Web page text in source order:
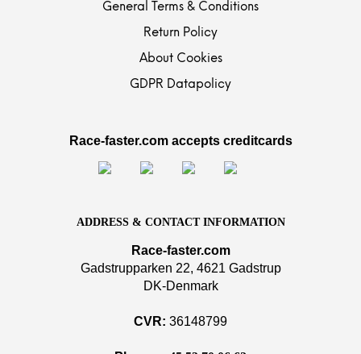
General Terms & Conditions
Return Policy
About Cookies
GDPR Datapolicy
Race-faster.com accepts creditcards
ADDRESS & CONTACT INFORMATION
Race-faster.com
Gadstrupparken 22, 4621 Gadstrup
DK-Denmark
CVR: 36148799